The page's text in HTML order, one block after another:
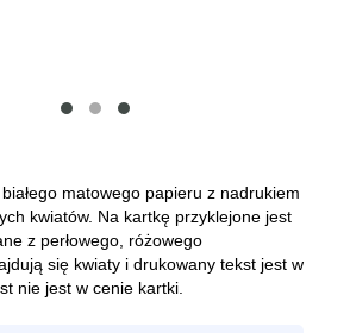
matowego papieru z nadrukiem
kwiatów. Na kartkę przyklejone jest
z perłowego, różowego
się kwiaty i drukowany tekst jest w
nie jest w cenie kartki.